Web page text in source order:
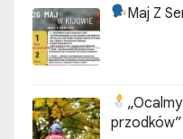
Maj Z
przodków”